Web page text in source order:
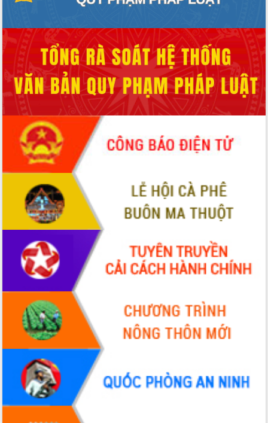
hai con số trong năm 2026
Lương Văn Chánh năm 2026
Phó Bí thư Tỉnh ủy Đắk Lắk Đỗ Hữu
Huy giữ chức Bí thư Đảng ủy Ủy Ban
Nhân dân tỉnh
Bệnh án điện tử thúc đẩy chuyển đổi
số y tế tại Đắk Lắk
Chuyển đổi số thư viện: Mở rộng
không gian tri thức trong thời đại số
Đánh giá, rút kinh nghiệm công tác tổ
chức diễn tập trước ngày bầu cử
Chương trình “Gặp gỡ hữu nghị –
Friendship Meeting New Year 2026”
Bầu cử Quốc hội và HĐND: Cử tri Đắk
Lắk gửi gắm niềm tin, kỳ vọng vào lá
Đắk Lắk sẵn sàng các điều kiện cho
Ngày hội bầu cử đại biểu Quốc hội
khóa XVI và HĐND các cấp nhiệm kỳ
2026-2031
Đảm bảo cuộc bầu cử đại biểu Quốc
hội và đại biểu HĐND các cấp diễn ra
an toàn, hiệu quả, đúng quy định
Thủ tướng Chính phủ Phạm Minh Chính
kiểm tra, chỉ đạo hoàn thành các dự
án cao tốc và thăm khu tái định cư tại
Đắk Lắk
Sôi nổi Hội đua ngựa truyền thống Gò
Thì Thùng mừng Xuân Bính Ngọ 2026
Lãnh đạo tỉnh dâng hương tưởng niệm
tại Đập Đồng Cam đầu Xuân Bính Ngọ